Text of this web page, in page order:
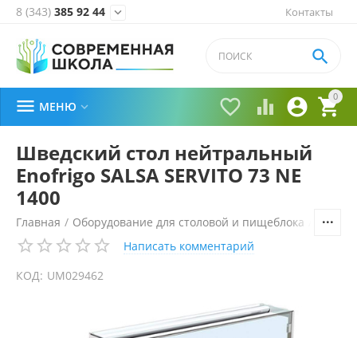
Контакты
8 (343) 385 92 44 
0


 

 МЕНЮ 
Шведский стол нейтральный
Enofrigo SALSA SERVITO 73 NE
1400
Главная / Оборудование для столовой и пищеблока
Написать комментарий
КОД: UM029462